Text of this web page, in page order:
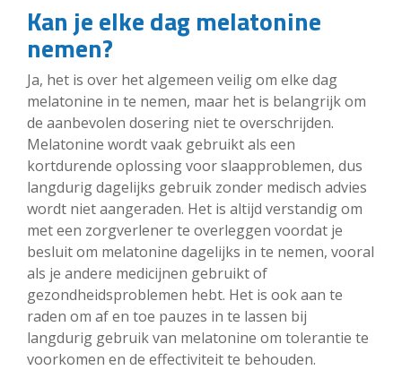
Kan je elke dag melatonine
nemen?
Ja, het is over het algemeen veilig om elke dag
melatonine in te nemen, maar het is belangrijk om
de aanbevolen dosering niet te overschrijden.
Melatonine wordt vaak gebruikt als een
kortdurende oplossing voor slaapproblemen, dus
langdurig dagelijks gebruik zonder medisch advies
wordt niet aangeraden. Het is altijd verstandig om
met een zorgverlener te overleggen voordat je
besluit om melatonine dagelijks in te nemen, vooral
als je andere medicijnen gebruikt of
gezondheidsproblemen hebt. Het is ook aan te
raden om af en toe pauzes in te lassen bij
langdurig gebruik van melatonine om tolerantie te
voorkomen en de effectiviteit te behouden.